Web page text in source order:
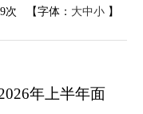
次 【字体： 大中小 】
年上半年面